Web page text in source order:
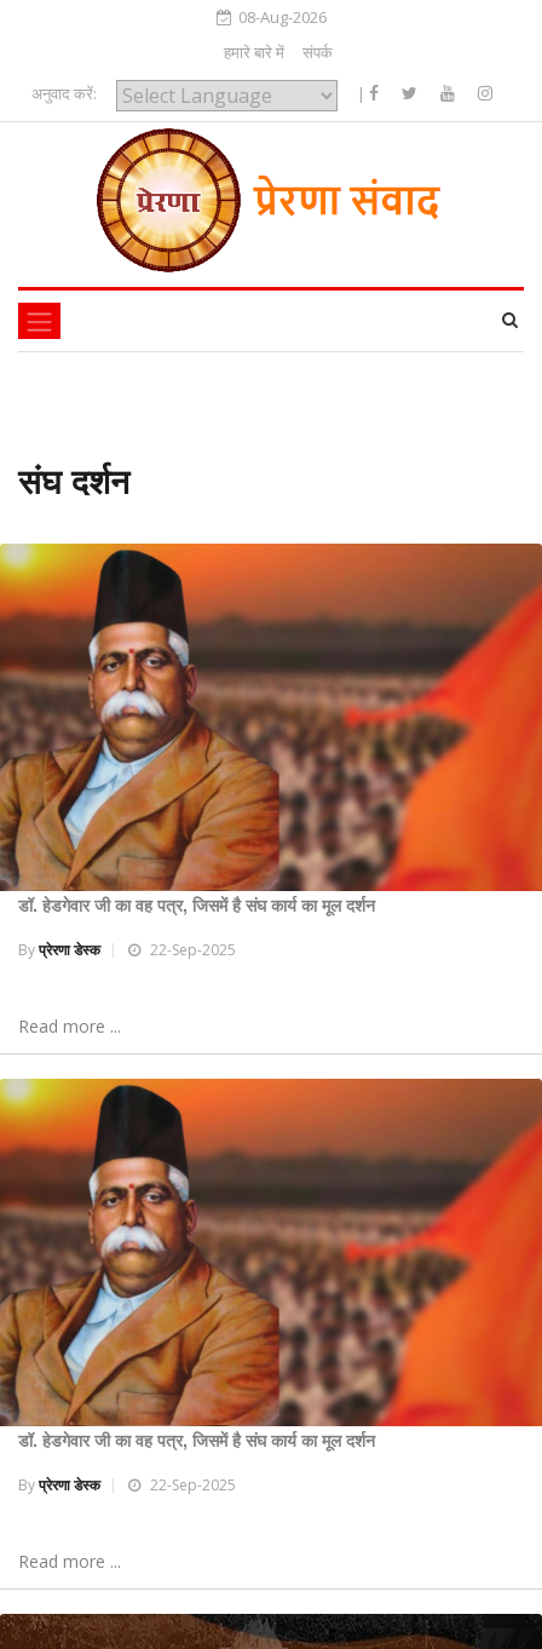
08-Aug-2026
हमारे बारे में
संपर्क
अनुवाद करें:
Powered by
|
संघ दर्शन
डॉ. हेडगेवार जी का वह पत्र, जिसमें है संघ कार्य का मूल दर्शन
Byप्रेरणा डेस्क 22-Sep-2025
Read more ...
डॉ. हेडगेवार जी का वह पत्र, जिसमें है संघ कार्य का मूल दर्शन
Byप्रेरणा डेस्क 22-Sep-2025
Read more ...